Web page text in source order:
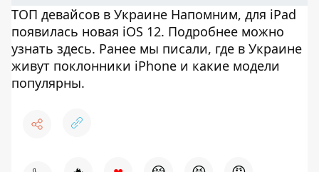
ТОП девайсов в Украине Напомним, для iPad
появилась новая iOS 12. Подробнее можно
узнать здесь. Ранее мы писали, где в Украине
живут поклонники iPhone и какие модели
популярны.